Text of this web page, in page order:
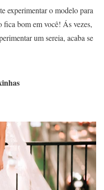
experimentar o modelo para
fica bom em você! Ás vezes,
um sereia, acaba se